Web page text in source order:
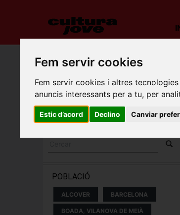
Fem servir cookies
Fem servir cookies i altres
anuncis interessants per a tu, per
Estic d’acord Declino Canviar
ESPECTACLES I
CONCERTS
POBLACIÓ
ALCOVER BARCELONA
BOADA, VILANOVA DE MEIÀ